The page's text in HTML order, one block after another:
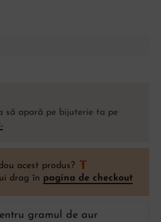
să apară pe bijuterie ta pe
acest produs?
drag în pagina de checkout
gramul de aur